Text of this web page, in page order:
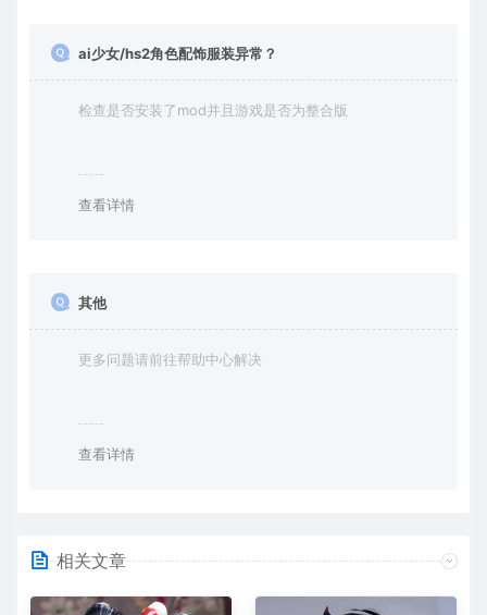
ai少女/hs2角色配饰服装异常？
检查是否安装了mod并且游戏是否为整合版
查看详情
其他
更多问题请前往帮助中心解决
查看详情
相关文章